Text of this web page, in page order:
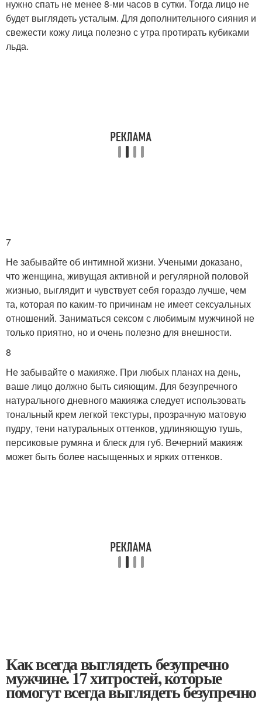
нужно спать не менее 8-ми часов в сутки. Тогда лицо не
будет выглядеть усталым. Для дополнительного сияния и
свежести кожу лица полезно с утра протирать кубиками
льда.
7
Не забывайте об интимной жизни. Учеными доказано,
что женщина, живущая активной и регулярной половой
жизнью, выглядит и чувствует себя гораздо лучше, чем
та, которая по каким-то причинам не имеет сексуальных
отношений. Заниматься сексом с любимым мужчиной не
только приятно, но и очень полезно для внешности.
8
Не забывайте о макияже. При любых планах на день,
ваше лицо должно быть сияющим. Для безупречного
натурального дневного макияжа следует использовать
тональный крем легкой текстуры, прозрачную матовую
пудру, тени натуральных оттенков, удлиняющую тушь,
персиковые румяна и блеск для губ. Вечерний макияж
может быть более насыщенных и ярких оттенков.
Как всегда выглядеть безупречно
мужчине. 17 хитростей, которые
помогут всегда выглядеть безупречно